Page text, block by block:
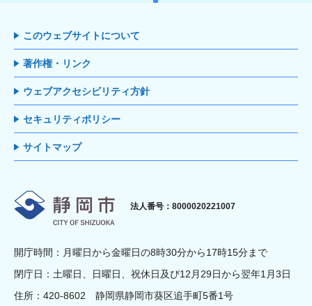
このウェブサイトについて
著作権・リンク
ウェブアクセシビリティ方針
セキュリティポリシー
サイトマップ
静岡市
法人番号：8000020221007
開庁時間：月曜日から金曜日の8時30分から17時15分まで
閉庁日：土曜日、日曜日、祝休日及び12月29日から翌年1月3日
住所：420-8602 静岡県静岡市葵区追手町5番1号